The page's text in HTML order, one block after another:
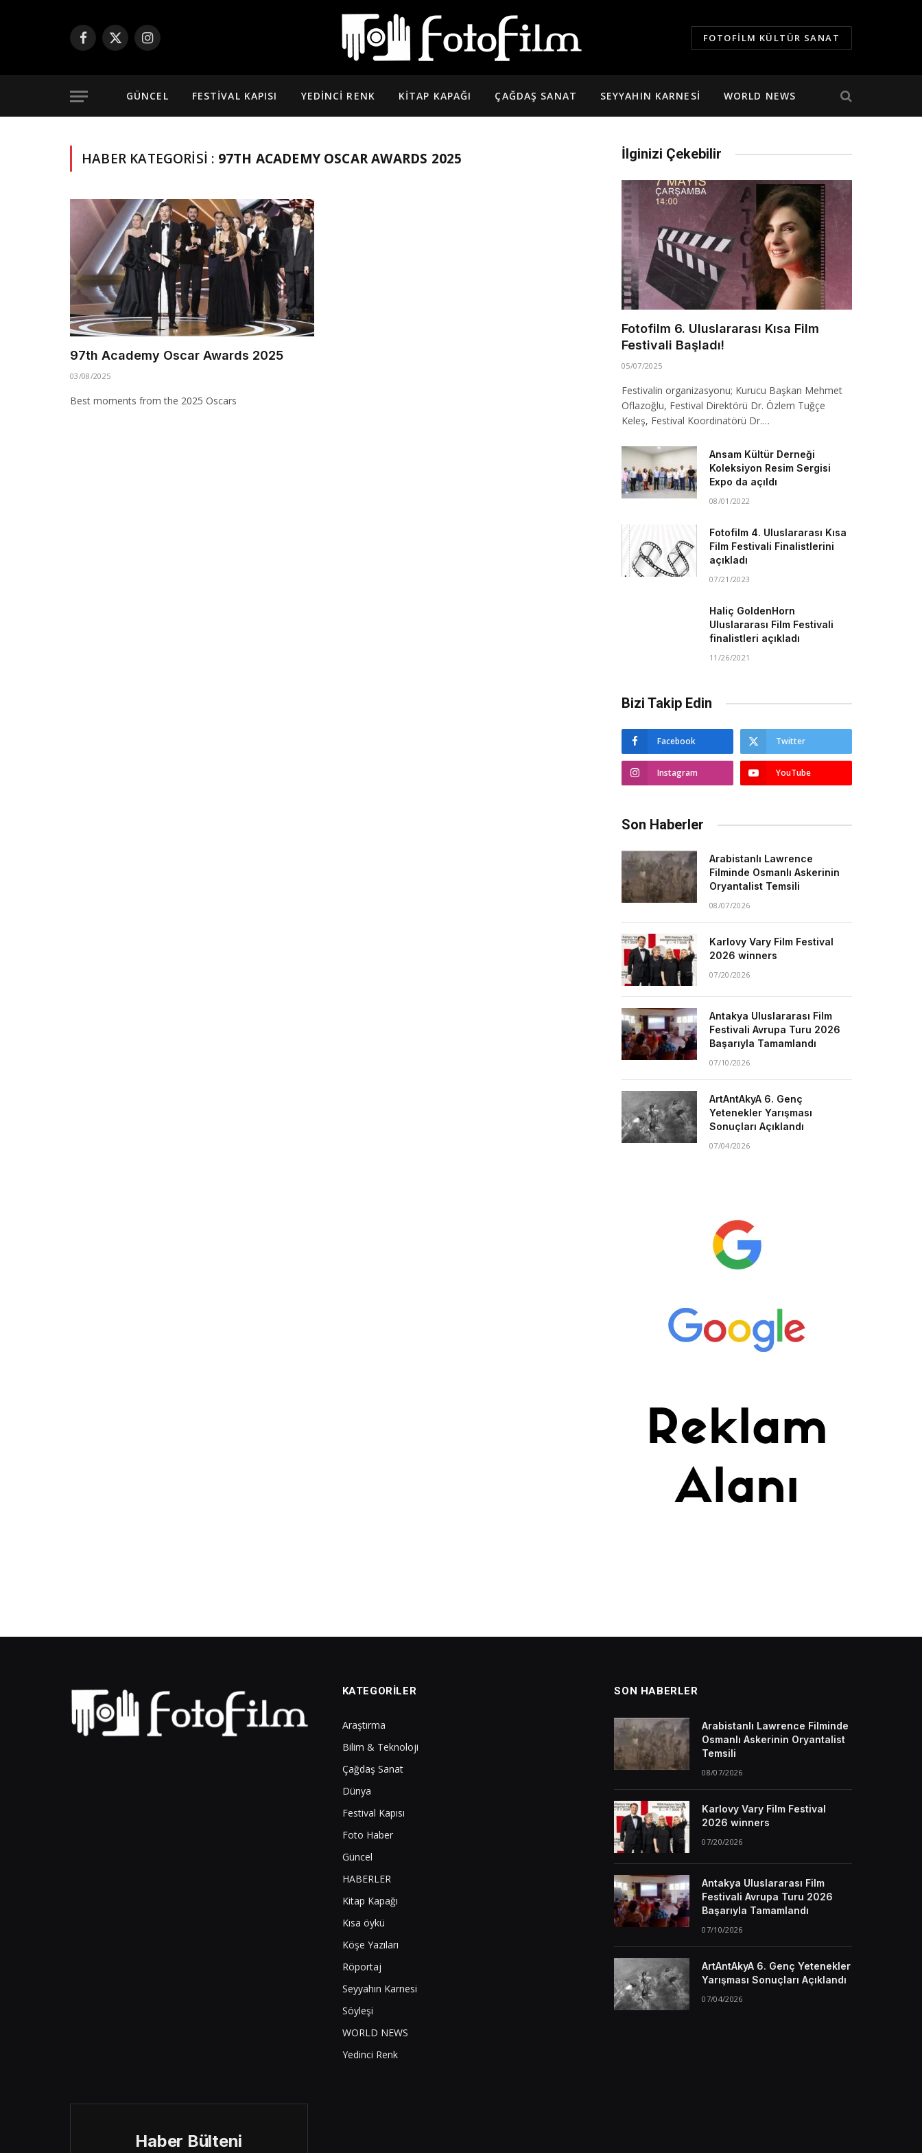
Facebook
X
Instagram FOTOFILM KÜLTÜR SANAT
GÜNCEL FESTIVAL KAPISI YEDINCI RENK KITAP KAPAĞI ÇAĞDAŞ SANAT SEYYAHIN KARNESI WORLD NEWS
HABER KATEGORISI : 97TH ACADEMY OSCAR AWARDS 2025
97th Academy Oscar Awards 2025
03/08/2025
Best moments from the 2025 Oscars
İlginizi Çekebilir
Fotofilm 6. Uluslararası Kısa Film
Festivali Başladı!
05/07/2025
Festivalin organizasyonu; Kurucu Başkan Mehmet
Oflazoğlu, Festival Direktörü Dr. Özlem Tuğçe
Keleş, Festival Koordinatörü Dr.…
Ansam Kültür Derneği
Koleksiyon Resim Sergisi
Expo da açıldı
08/01/2022
Fotofilm 4. Uluslararası Kısa
Film Festivali Finalistlerini
açıkladı
07/21/2023
Haliç GoldenHorn
Uluslararası Film Festivali
finalistleri açıkladı
11/26/2021
Bizi Takip Edin
Facebook Twitter
Instagram YouTube
Son Haberler
Arabistanlı Lawrence
Filminde Osmanlı Askerinin
Oryantalist Temsili
08/07/2026
Karlovy Vary Film Festival
2026 winners
07/20/2026
Antakya Uluslararası Film
Festivali Avrupa Turu 2026
Başarıyla Tamamlandı
07/10/2026
ArtAntAkyA 6. Genç
Yetenekler Yarışması
Sonuçları Açıklandı
07/04/2026
KATEGORILER
Araştırma
Bilim & Teknoloji
Çağdaş Sanat
Dünya
Festival Kapısı
Foto Haber
Güncel
HABERLER
Kitap Kapağı
Kısa öykü
Köşe Yazıları
Röportaj
Seyyahın Karnesi
Söyleşi
WORLD NEWS
Yedinci Renk
SON HABERLER
Arabistanlı Lawrence Filminde
Osmanlı Askerinin Oryantalist
Temsili
08/07/2026
Karlovy Vary Film Festival
2026 winners
07/20/2026
Antakya Uluslararası Film
Festivali Avrupa Turu 2026
Başarıyla Tamamlandı
07/10/2026
ArtAntAkyA 6. Genç Yetenekler
Yarışması Sonuçları Açıklandı
07/04/2026
Haber Bülteni